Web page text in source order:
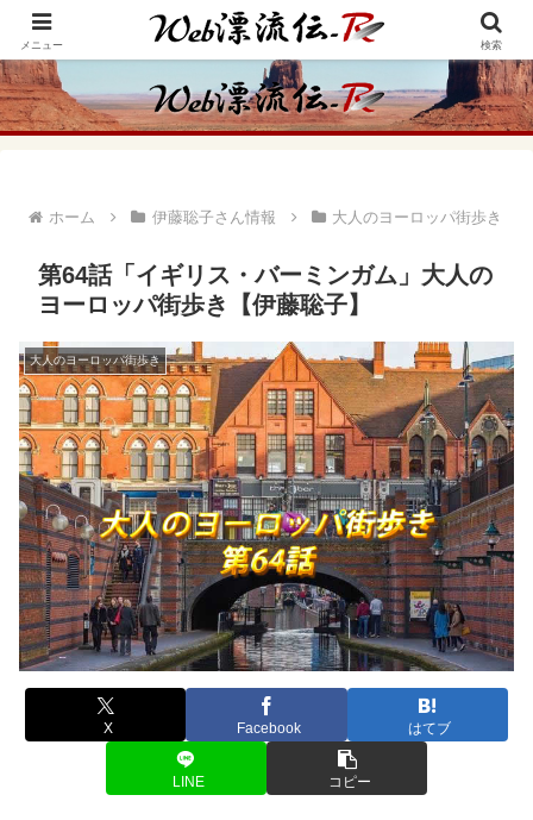
アメリカ・インディアンの思想・生き方からの学びをメインに、趣味や経験則
からの情報を発信
ホーム 伊藤聡子さん情報 大人のヨーロッパ街歩き
第64話「イギリス・バーミンガム」大人の
ヨーロッパ街歩き【伊藤聡子】
大人のヨーロッパ街歩き
X Facebook はてブ
LINE コピー
メニュー 検索